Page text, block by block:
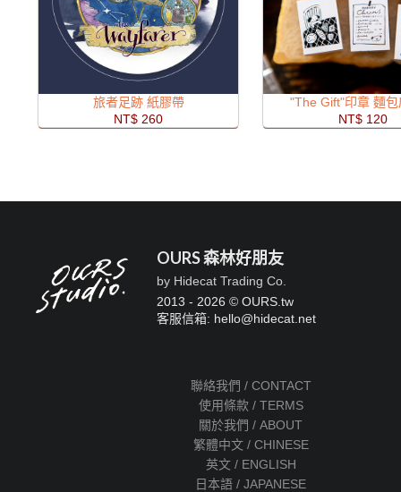
旅者足跡 紙膠帶
NT$ 260
"The Gift"印章 麵包
NT$ 120
OURS 森林好朋友
by Hidecat Trading Co.
2013 - 2026 © OURS.tw
客服信箱: hello@hidecat.net
聯絡我們 / CONTACT
使用條款 / TERMS
關於我們 / ABOUT
繁體中文 / CHINESE
英文 / ENGLISH
日本語 / JAPANESE